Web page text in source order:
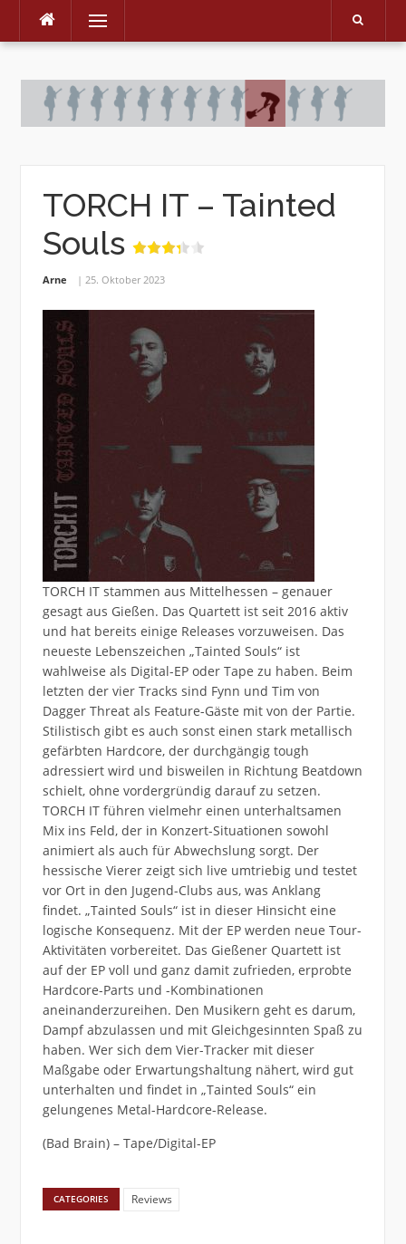
Skip
Menu
TORCH IT – Tainted
Souls
Arne 25. Oktober 2023
TORCH IT stammen aus Mittelhessen – genauer
gesagt aus Gießen. Das Quartett ist seit 2016 aktiv
und hat bereits einige Releases vorzuweisen. Das
neueste Lebenszeichen „Tainted Souls“ ist
wahlweise als Digital-EP oder Tape zu haben. Beim
letzten der vier Tracks sind Fynn und Tim von
Dagger Threat als Feature-Gäste mit von der Partie.
Stilistisch gibt es auch sonst einen stark metallisch
gefärbten Hardcore, der durchgängig tough
adressiert wird und bisweilen in Richtung Beatdown
schielt, ohne vordergründig darauf zu setzen.
TORCH IT führen vielmehr einen unterhaltsamen
Mix ins Feld, der in Konzert-Situationen sowohl
animiert als auch für Abwechslung sorgt. Der
hessische Vierer zeigt sich live umtriebig und testet
vor Ort in den Jugend-Clubs aus, was Anklang
findet. „Tainted Souls“ ist in dieser Hinsicht eine
logische Konsequenz. Mit der EP werden neue Tour-
Aktivitäten vorbereitet. Das Gießener Quartett ist
auf der EP voll und ganz damit zufrieden, erprobte
Hardcore-Parts und -Kombinationen
aneinanderzureihen. Den Musikern geht es darum,
Dampf abzulassen und mit Gleichgesinnten Spaß zu
haben. Wer sich dem Vier-Tracker mit dieser
Maßgabe oder Erwartungshaltung nähert, wird gut
unterhalten und findet in „Tainted Souls“ ein
gelungenes Metal-Hardcore-Release.
(Bad Brain) – Tape/Digital-EP
CATEGORIES Reviews